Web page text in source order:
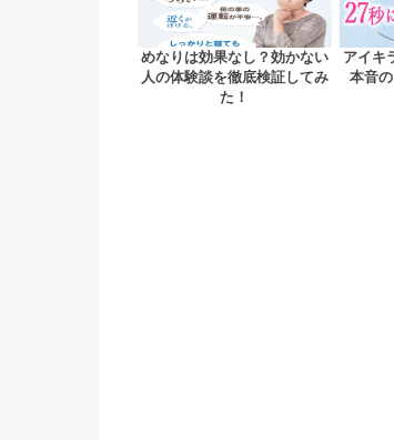
めなりは効果なし？効かない
人の体験談を徹底検証してみ
た！
アイキ
本音